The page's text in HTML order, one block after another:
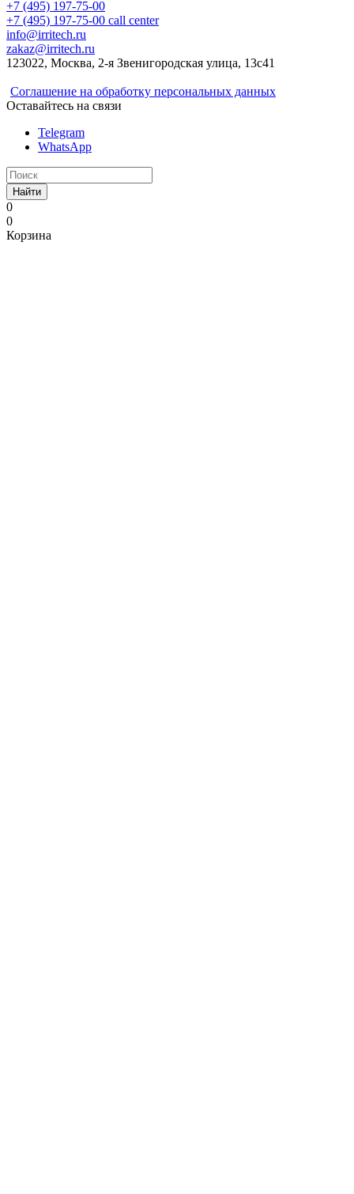
+7 (495) 197-75-00
+7 (495) 197-75-00 call center
info@irritech.ru
zakaz@irritech.ru
123022, Москва, 2-я Звенигородская улица, 13с41
Соглашение на обработку персональных данных
Оставайтесь на связи
Telegram
WhatsApp
Найти
0
0
Корзина